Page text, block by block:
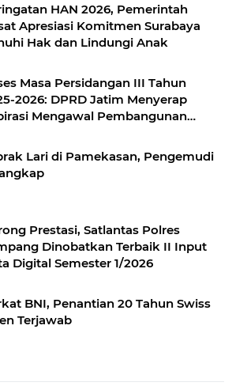
HAN 2026, Pemerintah
Apresiasi Komitmen Surabaya
Hak dan Lindungi Anak
Masa Persidangan III Tahun
2026: DPRD Jatim Menyerap
Mengawal Pembangunan
Lari di Pamekasan, Pengemudi
Prestasi, Satlantas Polres
Dinobatkan Terbaik II Input
Digital Semester 1/2026
BNI, Penantian 20 Tahun Swiss
Terjawab